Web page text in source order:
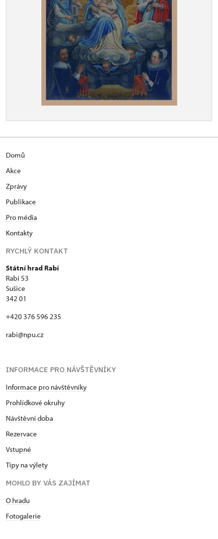
Domů
Akce
Zprávy
Publikace
Pro média
Kontakty
RYCHLÝ KONTAKT
Státní hrad Rabí
Rabí 53
Sušice
342 01
+420 376 596 235
rabi@npu.cz
INFORMACE PRO NÁVŠTĚVNÍKY
Informace pro návštěvníky
Prohlídkové okruhy
Návštěvní doba
Rezervace
Vstupné
Tipy na výlety
MOHLO BY VÁS ZAJÍMAT
O hradu
Fotogalerie